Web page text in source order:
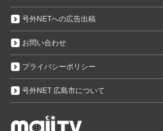
号外NETへの広告出稿
お問い合わせ
プライバシーポリシー
号外NET 広島市について